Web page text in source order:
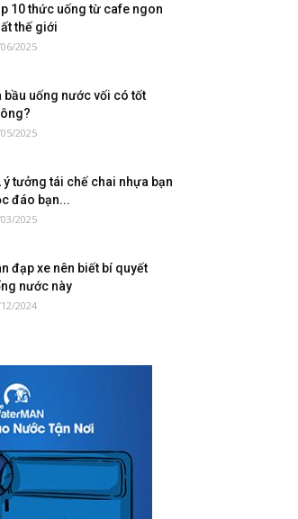
10 thức uống từ cafe ngon
thế giới
2025
bầu uống nước vối có tốt
2025
ý tưởng tái chế chai nhựa bạn
đáo bạn...
2025
đạp xe nên biết bí quyết
nước này
2024